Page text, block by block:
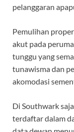
pelanggaran
Pemulihan
akut pada
tunggu yang
tunawisma dan
akomodasi
Di Southwark
terdaftar dalam